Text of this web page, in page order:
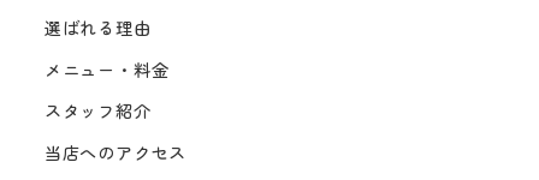
選ばれる理由
メニュー・料金
スタッフ紹介
当店へのアクセス